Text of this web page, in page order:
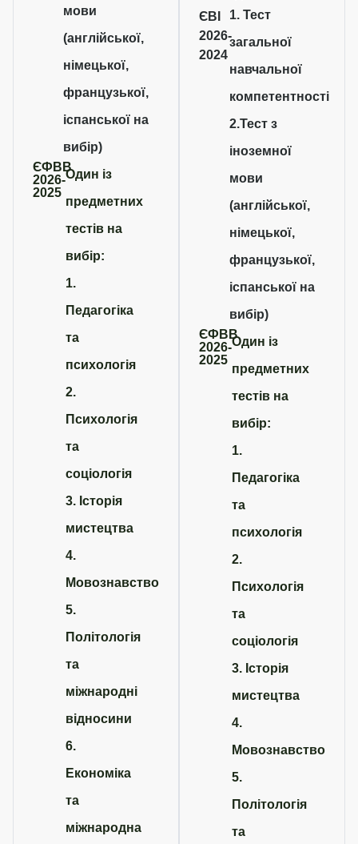
мови
(англійської,
німецької,
французької,
іспанської на
вибір)
ЄФВВ
2026-
2025
Один із
предметних
тестів на
вибір:
1.
Педагогіка
та
психологія
2.
Психологія
та
соціологія
3. Історія
мистецтва
4.
Мовознавство
5.
Політологія
та
міжнародні
відносини
6.
Економіка
та
міжнародна
ЄВІ
2026-
2024
1. Тест
загальної
навчальної
компетентності
2.Тест з
іноземної
мови
(англійської,
німецької,
французької,
іспанської на
вибір)
ЄФВВ
2026-
2025
Один із
предметних
тестів на
вибір:
1.
Педагогіка
та
психологія
2.
Психологія
та
соціологія
3. Історія
мистецтва
4.
Мовознавство
5.
Політологія
та